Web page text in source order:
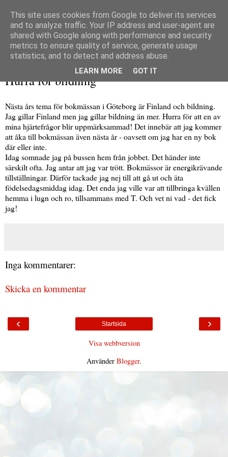
måndag 26 september 2016
Hurra för bildning
Nästa års tema för bokmässan i Göteborg är Finland och bildning.
Jag gillar Finland men jag gillar bildning än mer. Hurra för att en av
mina hjärtefrågor blir uppmärksammad! Det innebär att jag kommer
att åka till bokmässan även nästa år - oavsett om jag har en ny bok
där eller inte.
Idag somnade jag på bussen hem från jobbet. Det händer inte
särskilt ofta. Jag antar att jag var trött. Bokmässor är energikrävande
tillställningar. Därför tackade jag nej till att gå ut och äta
födelsedagsmiddag idag. Det enda jag ville var att tillbringa kvällen
hemma i lugn och ro, tillsammans med T. Och vet ni vad - det fick
jag!
Inga kommentarer:
Skicka en kommentar
‹ ›
Startsida
Visa webbversion
Använder Blogger.
This site uses cookies from Google to deliver its services
and to analyze traffic. Your IP address and user-agent are
shared with Google along with performance and security
metrics to ensure quality of service, generate usage
statistics, and to detect and address abuse.
LEARN MORE GOT IT